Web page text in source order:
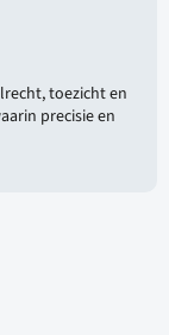
toezicht en
precisie en